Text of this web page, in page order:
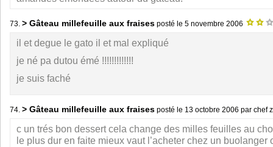
73. > Gâteau millefeuille aux fraises posté le 5 novembre 2006
il et degue le gato il et mal expliqué
je né pa dutou émé !!!!!!!!!!!!!
je suis faché
74. > Gâteau millefeuille aux fraises posté le 13 octobre 2006 par chef
c un trés bon dessert cela change des milles feuilles au
le plus dur en faite mieux vaut l’acheter chez un buolanger